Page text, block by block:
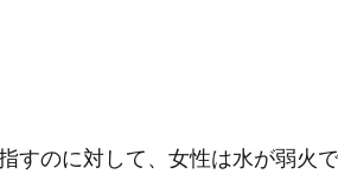
すのに対して、女性は水が弱火